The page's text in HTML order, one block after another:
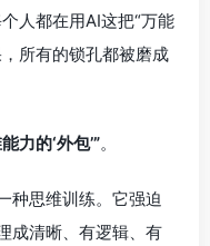
人都在用AI这把“万能
所有的锁孔都被磨成
力的‘外包’”。
种思维训练。它强迫
成清晰、有逻辑、有